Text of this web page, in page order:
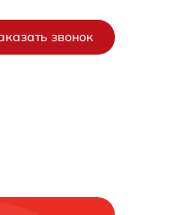
звонок